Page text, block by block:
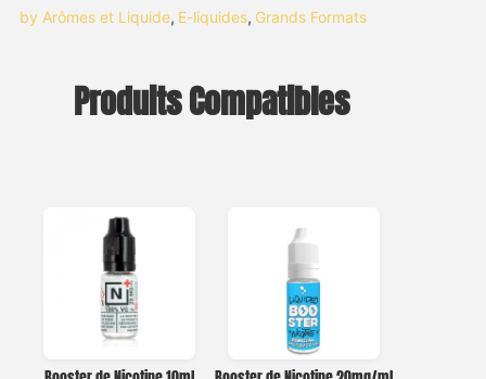
by Arômes et Liquide, E-liquides, Grands Formats
Produits Compatibles